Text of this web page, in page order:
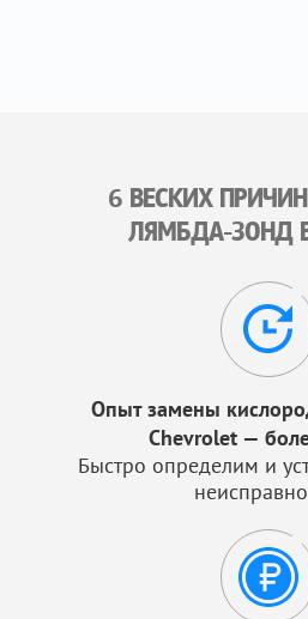
6 ВЕСКИХ
ЛЯМБДА-ЗОНД В
Опыт замены
Chevrolet —
Быстро определим и